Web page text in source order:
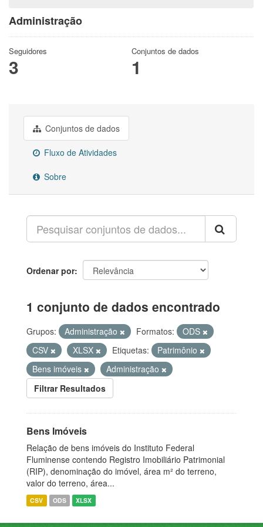
Administração
Seguidores
3
Conjuntos de dados
1
Conjuntos de dados
Fluxo de Atividades
Sobre
Ordenar por
1 conjunto de dados encontrado
Grupos: Administração Formatos:
ODS
CSV
XLSX Etiquetas:
Patrimônio
Bens imóveis
Administração
Filtrar Resultados
Bens Imóveis
Relação de bens imóveis do Instituto Federal
Fluminense contendo Registro Imobiliário Patrimonial
(RIP), denominação do imóvel, área m² do terreno,
valor do terreno, área...
CSV ODS XLSX